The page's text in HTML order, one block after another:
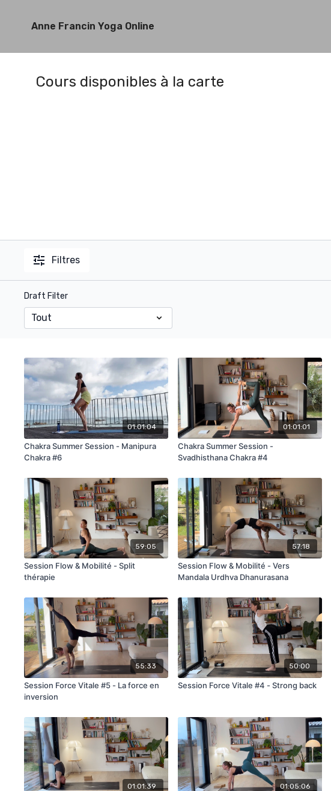
Anne Francin Yoga Online
Cours disponibles à la carte
Filtres
Draft Filter
01:01:04
Chakra Summer Session - Manipura
Chakra #6
01:01:01
Chakra Summer Session -
Svadhisthana Chakra #4
59:05
Session Flow & Mobilité - Split
thérapie
57:18
Session Flow & Mobilité - Vers
Mandala Urdhva Dhanurasana
55:33
Session Force Vitale #5 - La force en
inversion
50:00
Session Force Vitale #4 - Strong back
01:01:39 01:05:06